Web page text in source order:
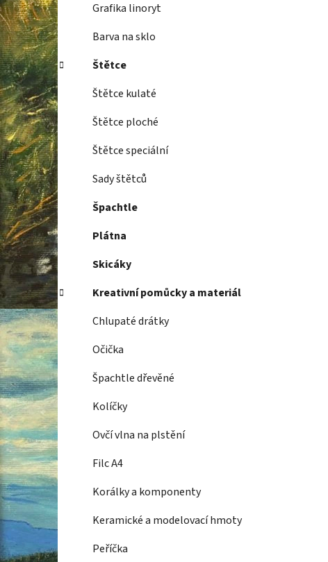
Grafika linoryt
Barva na sklo
Štětce
Štětce kulaté
Štětce ploché
Štětce speciální
Sady štětců
Špachtle
Plátna
Skicáky
Kreativní pomůcky a materiál
Chlupaté drátky
Očička
Špachtle dřevěné
Kolíčky
Ovčí vlna na plstění
Filc A4
Korálky a komponenty
Keramické a modelovací hmoty
Peříčka